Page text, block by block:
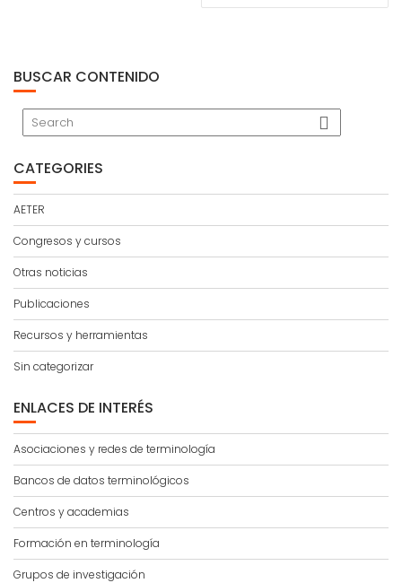
BUSCAR CONTENIDO
CATEGORIES
AETER
Congresos y cursos
Otras noticias
Publicaciones
Recursos y herramientas
Sin categorizar
ENLACES DE INTERÉS
Asociaciones y redes de terminología
Bancos de datos terminológicos
Centros y academias
Formación en terminología
Grupos de investigación